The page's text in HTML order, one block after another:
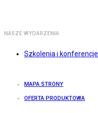
NASZE WYDARZENIA
Szkolenia i konferencje
MAPA STRONY
OFERTA PRODUKTOWA